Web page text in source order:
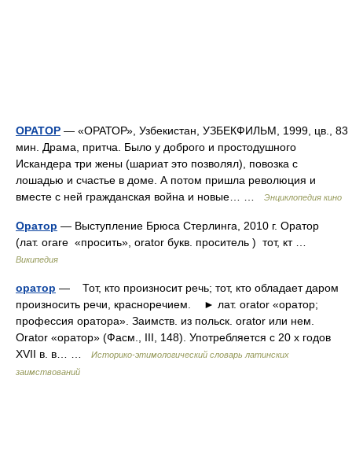
ОРАТОР — «ОРАТОР», Узбекистан, УЗБЕКФИЛЬМ, 1999, цв., 83
мин. Драма, притча. Было у доброго и простодушного
Искандера три жены (шариат это позволял), повозка с
лошадью и счастье в доме. А потом пришла революция и
вместе с ней гражданская война и новые… …
Энциклопедия кино
Оратор — Выступление Брюса Стерлинга, 2010 г. Оратор
(лат. orare «просить», orator букв. проситель ) тот, кт …
Википедия
оратор — Тот, кто произносит речь; тот, кто обладает даром
произносить речи, красноречием. ► лат. orator «оратор;
профессия оратора». Заимств. из польск. orator или нем.
Orator «оратор» (Фасм., III, 148). Употребляется с 20 х годов
XVII в. в… …
Историко-этимологический словарь латинских
заимствований